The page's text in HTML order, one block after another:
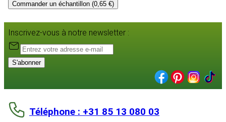
Commander un échantillon (0,65 €)
Inscrivez-vous à notre newsletter :
S'abonner
Téléphone : +31 85 13 080 03